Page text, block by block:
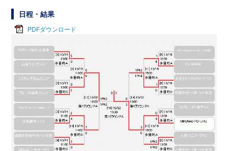
日程・結果
PDFダウンロード